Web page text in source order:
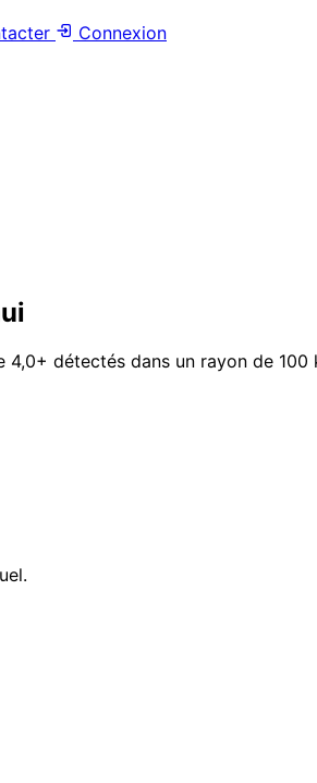
Connexion
4,0+ détectés dans un rayon de 100